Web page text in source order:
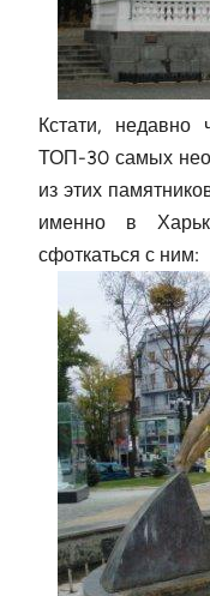
Кстати, недавно
ТОП-30 самых
из этих
именно в
сфоткаться с ним: